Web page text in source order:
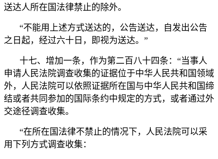
送达人所在国法律禁止的除外。
“不能用上述方式送达的，公告送达，自发出公告
之日起，经过六十日，即视为送达。”
十七、增加一条，作为第二百八十四条：“当事人
申请人民法院调查收集的证据位于中华人民共和国领域
外，人民法院可以依照证据所在国与中华人民共和国缔
结或者共同参加的国际条约中规定的方式，或者通过外
交途径调查收集。
“在所在国法律不禁止的情况下，人民法院可以采
用下列方式调查收集：